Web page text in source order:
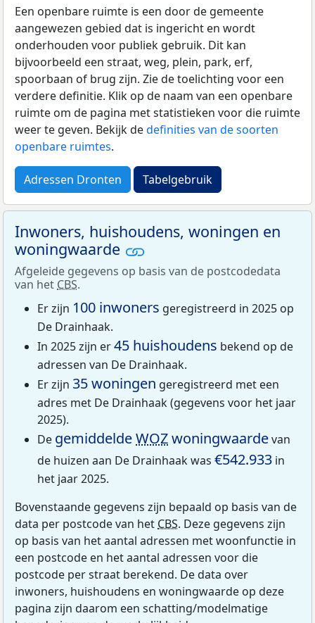
Een openbare ruimte is een door de gemeente
aangewezen gebied dat is ingericht en wordt
onderhouden voor publiek gebruik. Dit kan
bijvoorbeeld een straat, weg, plein, park, erf,
spoorbaan of brug zijn. Zie de toelichting voor een
verdere definitie. Klik op de naam van een openbare
ruimte om de pagina met statistieken voor die ruimte
weer te geven. Bekijk dedefinities van de soorten
openbare ruimtes.
Adressen Dronten Tabelgebruik
Inwoners, huishoudens, woningen en
woningwaarde
Afgeleide gegevens op basis van de postcodedata
van het CBS.
Er zijn 100 inwoners geregistreerd in 2025 op
De Drainhaak.
In 2025 zijn er45 huishoudens bekend op de
adressen van De Drainhaak.
Er zijn 35 woningen geregistreerd met een
adres met De Drainhaak (gegevens voor het jaar
2025).
De gemiddeldeWOZwoningwaardevan
de huizen aan De Drainhaak was €542.933 in
het jaar 2025.
Bovenstaande gegevens zijn bepaald op basis van de
data per postcode van het CBS. Deze gegevens zijn
op basis van het aantal adressen met woonfunctie in
een postcode en het aantal adressen voor die
postcode per straat berekend. De data over
inwoners, huishoudens en woningwaarde op deze
pagina zijn daarom een schatting/modelmatige